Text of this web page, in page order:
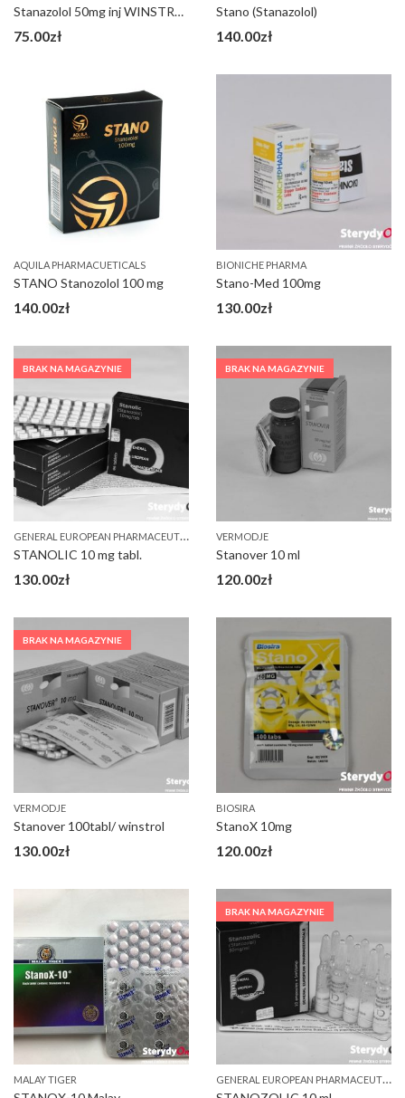
Stanazolol 50mg inj WINSTROL DEPOT
75.00zł
Stano (Stanazolol)
140.00zł
AQUILA PHARMACUETICALS
STANO Stanozolol 100 mg
140.00zł
BIONICHE PHARMA
Stano-Med 100mg
130.00zł
BRAK NA MAGAZYNIE
G
ENERAL EUROPEAN PHARMACEUTICALS (GEP)
STANOLIC 10 mg tabl.
130.00zł
BRAK NA MAGAZYNIE
VERMODJE
Stanover 10 ml
120.00zł
BRAK NA MAGAZYNIE
VERMODJE
Stanover 100tabl/ winstrol
130.00zł
BIOSIRA
StanoX 10mg
120.00zł
MALAY TIGER
BRAK NA MAGAZYNIE
G
ENERAL EUROPEAN PHARMACEUTICALS (GEP)